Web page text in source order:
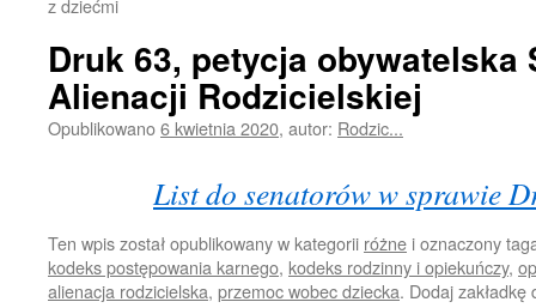
z dziećmi
Druk 63, petycja obywatelska
Alienacji Rodzicielskiej
Opublikowano6 kwietnia 2020, autor: Rodzic...
List do senatorów w sprawie
Ten wpis został opublikowany w kategorii różne i oznaczony
kodeks postępowania karnego, kodeks rodzinny i opiekuńczy,
alienacja rodzicielska, przemoc wobec dziecka. Dodaj